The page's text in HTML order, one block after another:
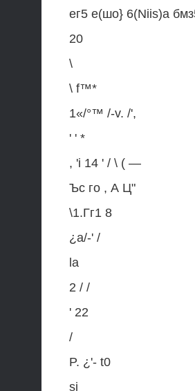
ег5 е(шо} 6(Niis)a
20
\
\ f™*
1«/°™ /-v. /',
' ' *
, 'i 14 ' / \ ( —
Ъс го , А Ц"
\1.Гг1 8
¿а/-' /
la
2 / /
' 22
/
P. ¿'- t0
si